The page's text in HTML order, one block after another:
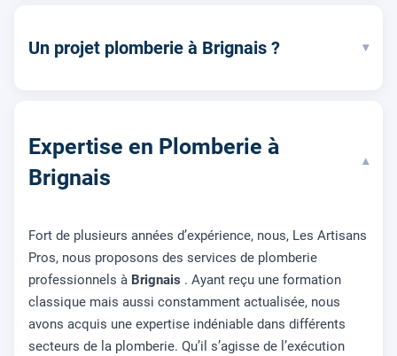
Un projet plomberie à Brignais ? ▾
Expertise en Plomberie à
Brignais
▾
Fort de plusieurs années d’expérience, nous, Les Artisans
Pros, nous proposons des services de plomberie
professionnels à Brignais . Ayant reçu une formation
classique mais aussi constamment actualisée, nous
avons acquis une expertise indéniable dans différents
secteurs de la plomberie. Qu’il s’agisse de l’exécution